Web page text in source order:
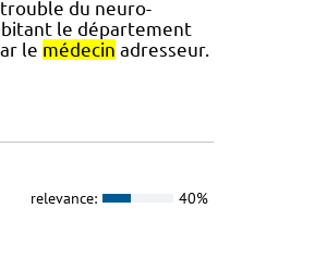
trouble du neuro-
le département
le médecin adresseur.
relevance: 40%